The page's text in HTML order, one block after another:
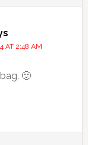
AT 2:48 AM
🙂